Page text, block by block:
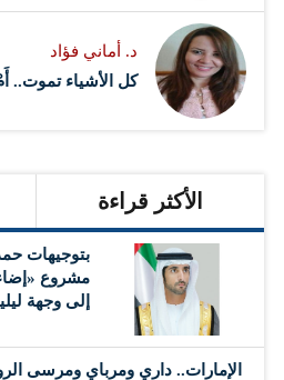
د. أماني فؤاد
كل الأشياء تموت..
الأكثر قراءة
بتوجيهات
مشروع
إلى وجهة
الإمارات.. داري ومرباي ومرسى